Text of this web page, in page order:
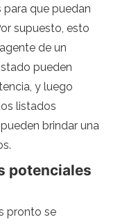
que puedan
supuesto, esto
de un
pueden
y luego
listados
brindar una
potenciales
pronto se